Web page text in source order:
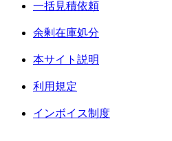
一括見積依頼
余剰在庫処分
本サイト説明
利用規定
インボイス制度